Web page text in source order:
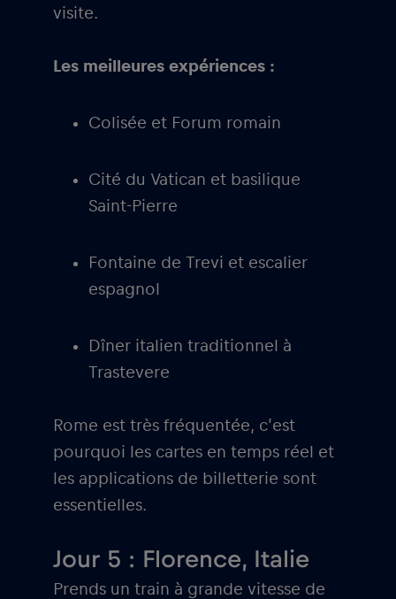
visite.
Les meilleures expériences :
Colisée et Forum romain
Cité du Vatican et basilique
Saint-Pierre
Fontaine de Trevi et escalier
espagnol
Dîner italien traditionnel à
Trastevere
Rome est très fréquentée, c’est
pourquoi les cartes en temps réel et
les applications de billetterie sont
essentielles.
Jour 5 : Florence, Italie
Prends un train à grande vitesse de